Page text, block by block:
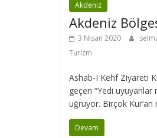
Akdeniz
Akdeniz
3 Nisan 2020
Turizm
Ashab-I Kehf Ziyareti
geçen “Yedi uyuyanlar
uğruyor. Birçok Kur’an
Devam